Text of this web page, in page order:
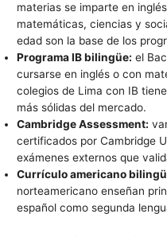
materias se imparte en
matemáticas, ciencias y
edad son la base de los
Programa IB bilingüe: el
cursarse en inglés o con
colegios de Lima con IB
más sólidas del mercado.
Cambridge Assessment:
certificados por Cambridge
exámenes externos que
Currículo americano
norteamericano enseñan
español como segunda